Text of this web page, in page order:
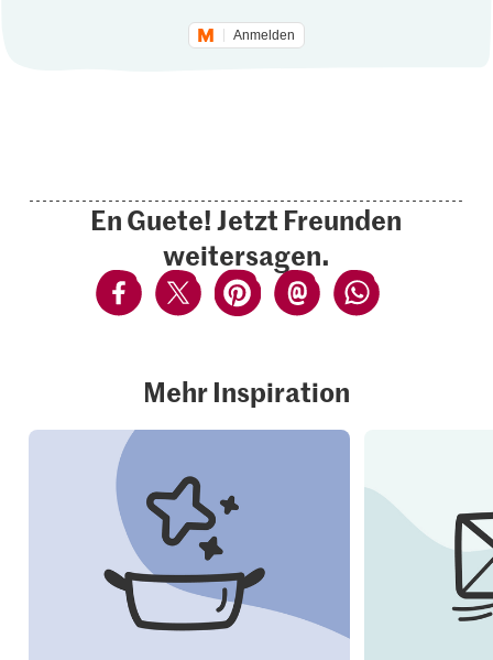
Anmelden
En Guete! Jetzt Freunden
weitersagen.
Mehr Inspiration